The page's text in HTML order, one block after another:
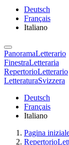
Deutsch
Français
Italiano
PanoramaLetterario
FinestraLetteraria
RepertorioLetterario
LetteraturaSvizzera
Deutsch
Français
Italiano
Pagina